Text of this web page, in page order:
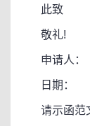
此致
敬礼!
申请人：
日期：
请示函范